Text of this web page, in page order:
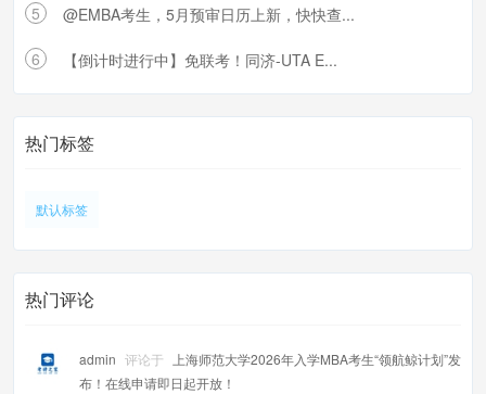
5 @EMBA考生，5月预审日历上新，快快查...
6 【倒计时进行中】免联考！同济-UTA E...
热门标签
默认标签
热门评论
admin 评论于
上海师范大学2026年入学MBA考生“领航鲸计划”发
布！在线申请即日起开放！